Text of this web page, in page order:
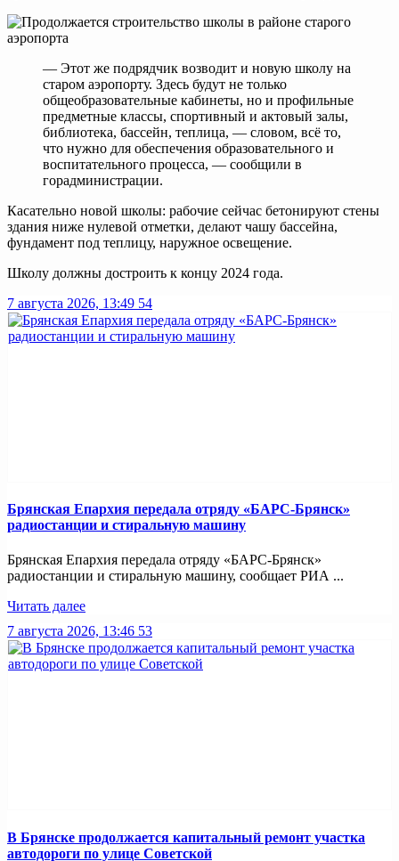
— Этот же подрядчик возводит и новую школу на
старом аэропорту. Здесь будут не только
общеобразовательные кабинеты, но и профильные
предметные классы, спортивный и актовый залы,
библиотека, бассейн, теплица, — словом, всё то,
что нужно для обеспечения образовательного и
воспитательного процесса, — сообщили в
горадминистрации.
Касательно новой школы: рабочие сейчас бетонируют стены
здания ниже нулевой отметки, делают чашу бассейна,
фундамент под теплицу, наружное освещение.
Школу должны достроить к концу 2024 года.
7 августа 2026, 13:49 54
Брянская Епархия передала отряду «БАРС-Брянск»
радиостанции и стиральную машину
Брянская Епархия передала отряду «БАРС-Брянск»
радиостанции и стиральную машину, сообщает РИА ...
Читать далее
7 августа 2026, 13:46 53
В Брянске продолжается капитальный ремонт участка
автодороги по улице Советской